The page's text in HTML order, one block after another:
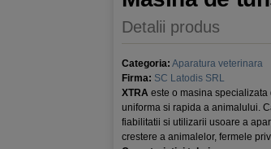
Detalii produs
Categoria: Aparatura veterinara
Firma: SC Latodis SRL
XTRA este o masina
uniforma si rapida a animalului.
fiabilitatii si utilizarii usoare a
crestere a animalelor, fermele